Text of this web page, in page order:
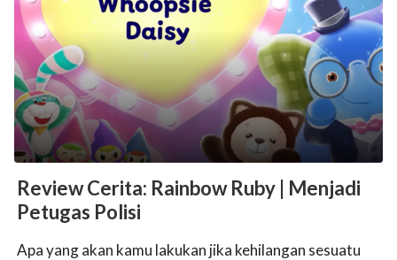
Review Cerita: Rainbow Ruby | Menjadi
Petugas Polisi
Apa yang akan kamu lakukan jika kehilangan sesuatu